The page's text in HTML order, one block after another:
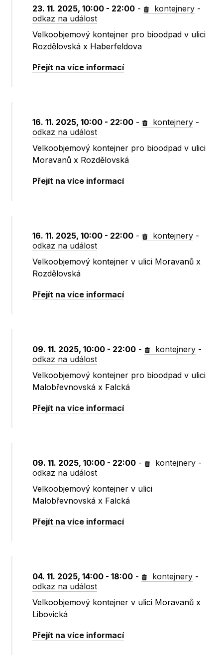
23. 11. 2025, 10:00 - 22:00 - kontejnery -
odkaz na událost
Velkoobjemový kontejner pro bioodpad v ulici
Rozdělovská x Haberfeldova
Přejít na více informací
16. 11. 2025, 10:00 - 22:00 - kontejnery -
odkaz na událost
Velkoobjemový kontejner pro bioodpad v ulici
Moravanů x Rozdělovská
Přejít na více informací
16. 11. 2025, 10:00 - 22:00 - kontejnery -
odkaz na událost
Velkoobjemový kontejner v ulici Moravanů x
Rozdělovská
Přejít na více informací
09. 11. 2025, 10:00 - 22:00 - kontejnery -
odkaz na událost
Velkoobjemový kontejner pro bioodpad v ulici
Malobřevnovská x Falcká
Přejít na více informací
09. 11. 2025, 10:00 - 22:00 - kontejnery -
odkaz na událost
Velkoobjemový kontejner v ulici
Malobřevnovská x Falcká
Přejít na více informací
04. 11. 2025, 14:00 - 18:00 - kontejnery -
odkaz na událost
Velkoobjemový kontejner v ulici Moravanů x
Libovická
Přejít na více informací